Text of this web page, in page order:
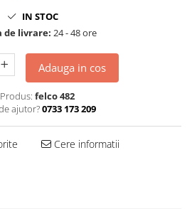
IN STOC
de livrare: 24 - 48 ore
Adauga in cos
felco 482
ajutor?0733 173 209
Cere informatii